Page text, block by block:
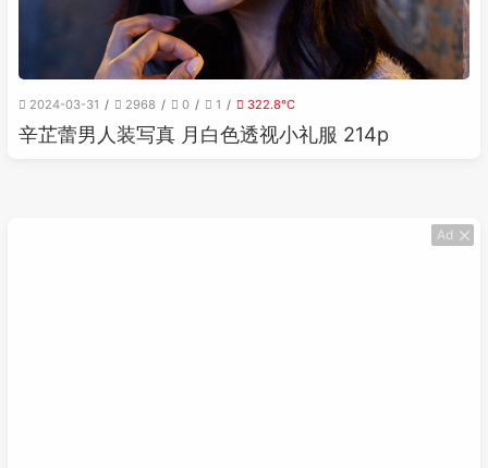
2024-03-31 2968 0 1 322.8℃
辛芷蕾男人装写真 月白色透视小礼服 214p
Ad